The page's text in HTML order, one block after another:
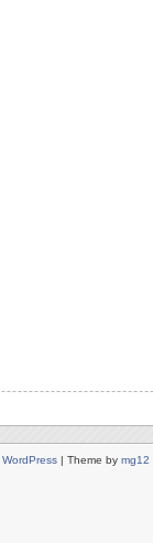
WordPress | Theme by mg12